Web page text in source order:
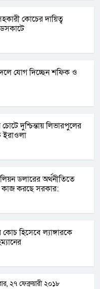
কোচের দায়িত্ব
দলে যোগ দিচ্ছেন শফিক ও
দুশ্চিন্তায় লিভারপুলের
ডলারের অর্থনীতিতে
কাজ করছে সরকার:
কোচ হিসেবে ল্যাঙ্গারকে
২৭ ফেব্রুয়ারী ২০১৮